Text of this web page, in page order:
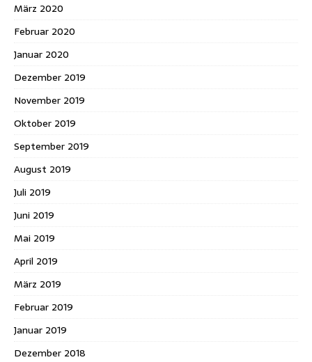
März 2020
Februar 2020
Januar 2020
Dezember 2019
November 2019
Oktober 2019
September 2019
August 2019
Juli 2019
Juni 2019
Mai 2019
April 2019
März 2019
Februar 2019
Januar 2019
Dezember 2018